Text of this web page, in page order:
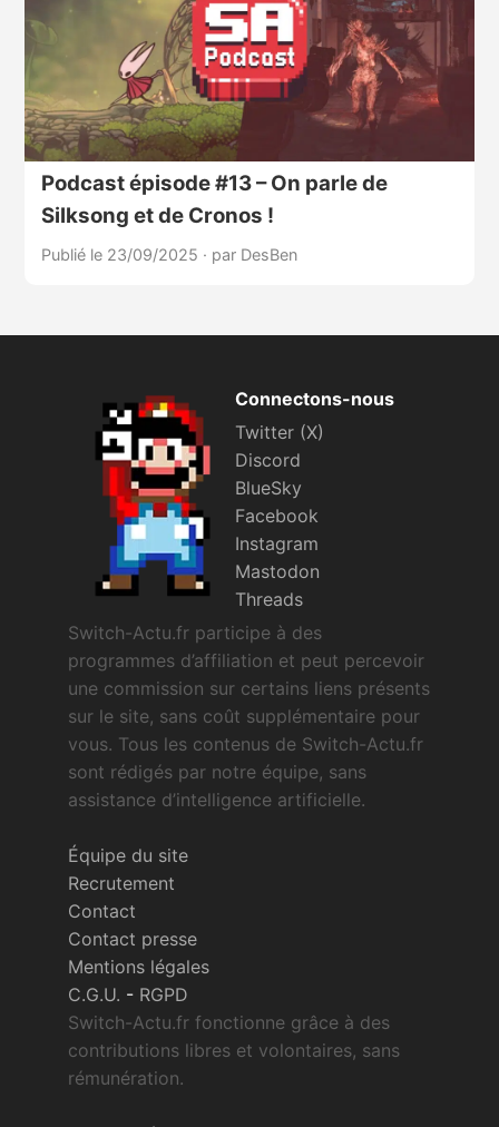
Podcast épisode #13 – On parle de
Silksong et de Cronos !
Publié le 23/09/2025 · par DesBen
Connectons-nous
Twitter (X)
Discord
BlueSky
Facebook
Instagram
Mastodon
Threads
Switch-Actu.fr participe à des
programmes d’affiliation et peut percevoir
une commission sur certains liens présents
sur le site, sans coût supplémentaire pour
vous. Tous les contenus de Switch-Actu.fr
sont rédigés par notre équipe, sans
assistance d’intelligence artificielle.
Équipe du site
Recrutement
Contact
Contact presse
Mentions légales
C.G.U. - RGPD
Switch-Actu.fr fonctionne grâce à des
contributions libres et volontaires, sans
rémunération.